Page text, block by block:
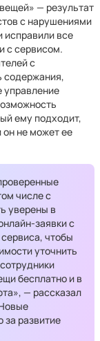
— результат
с нарушениями
исправили все
с сервисом.
с
содержания,
управление
ему подходит,
не может ее
числе с
уверены в
заявки с
чтобы
уточнить
бесплатно и в
— рассказал
за развитие